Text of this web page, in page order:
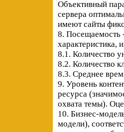
Объективный
сервера
имеют сайты
8. Посещаемость
характеристика,
8.1. Количество
8.2. Количество
8.3. Среднее
9. Уровень
ресурса
охвата темы).
10. Бизнес-
модели),